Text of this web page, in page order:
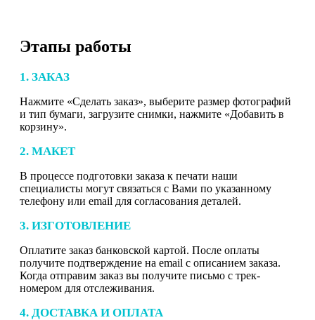
Этапы работы
1. ЗАКАЗ
Нажмите «Сделать заказ», выберите размер фотографий
и тип бумаги, загрузите снимки, нажмите «Добавить в
корзину».
2. МАКЕТ
В процессе подготовки заказа к печати наши
специалисты могут связаться с Вами по указанному
телефону или email для согласования деталей.
3. ИЗГОТОВЛЕНИЕ
Оплатите заказ банковской картой. После оплаты
получите подтверждение на email с описанием заказа.
Когда отправим заказ вы получите письмо с трек-
номером для отслеживания.
4. ДОСТАВКА И ОПЛАТА